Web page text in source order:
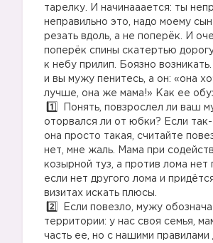
тарелку. И начинааается: ты
неправильно это, надо моему
резать вдоль, а не поперёк. И
поперёк спины скатертью
к небу прилип. Боязно
и вы мужу пенитесь, а он: «она
лучше, она же мама!» Как ее
Понять, повзрослел ли ваш
оторвался ли от юбки? Если так-
она просто такая, считайте
нет, мне жаль. Мама при
козырной туз, а против лома нет
если нет другого лома и
визитах искать плюсы.
Если повезло, мужу
территории: у нас своя семья,
часть ее, но с нашими правилами